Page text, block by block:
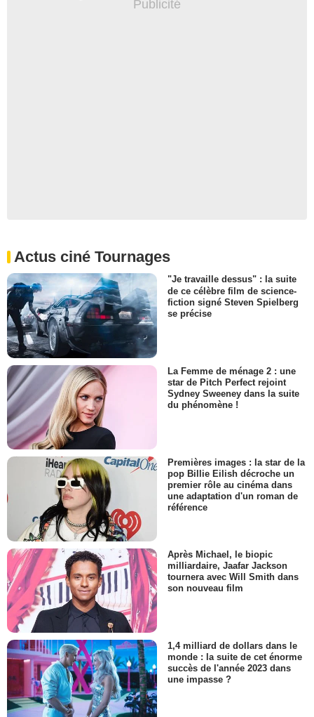
Actus ciné Tournages
"Je travaille dessus" : la suite
de ce célèbre film de science-
fiction signé Steven Spielberg
se précise
La Femme de ménage 2 : une
star de Pitch Perfect rejoint
Sydney Sweeney dans la suite
du phénomène !
Premières images : la star de la
pop Billie Eilish décroche un
premier rôle au cinéma dans
une adaptation d'un roman de
référence
Après Michael, le biopic
milliardaire, Jaafar Jackson
tournera avec Will Smith dans
son nouveau film
1,4 milliard de dollars dans le
monde : la suite de cet énorme
succès de l'année 2023 dans
une impasse ?